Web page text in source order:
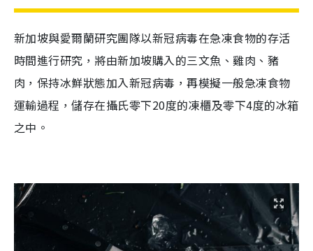
新加坡與愛爾蘭研究團隊以新冠病毒在急凍食物的存活
時間進行研究，將由新加坡購入的三文魚、雞肉、豬
肉，保持冰鮮狀態加入新冠病毒，再模擬一般急凍食物
運輸過程，儲存在攝氏零下20度的凍櫃及零下4度的冰箱
之中。